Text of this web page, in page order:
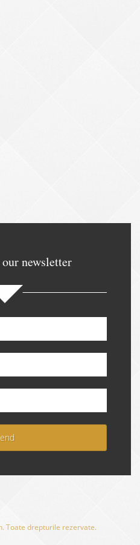
newsletter
Toate drepturile rezervate.